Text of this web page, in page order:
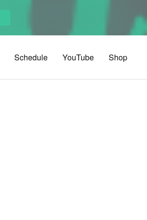
Schedule YouTube Shop